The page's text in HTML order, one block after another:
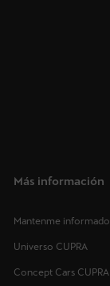
Más información
Mantenme informado
Universo CUPRA
Concept Cars CUPRA